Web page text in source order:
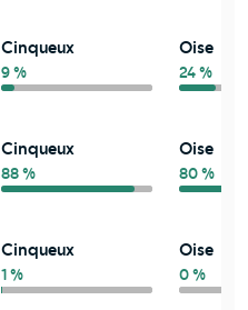
Cinqueux
9 %
Oise
24 %
Cinqueux
88 %
Oise
80 %
Cinqueux
1 %
Oise
0 %